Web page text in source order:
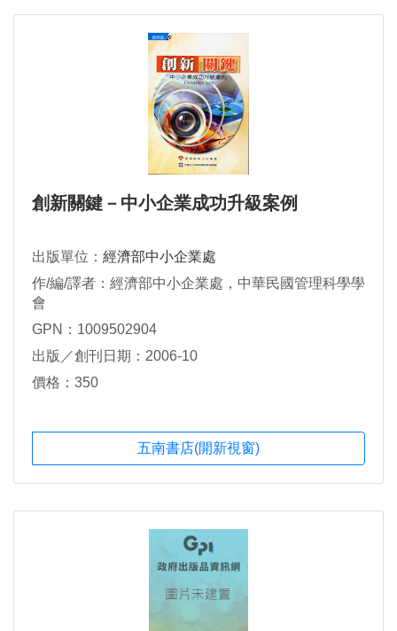
創新關鍵－中小企業成功升級案例
出版單位： 經濟部中小企業處
作/編/譯者：經濟部中小企業處，中華民國管理科學學
會
GPN：1009502904
出版／創刊日期：2006-10
價格：350
五南書店(開新視窗)